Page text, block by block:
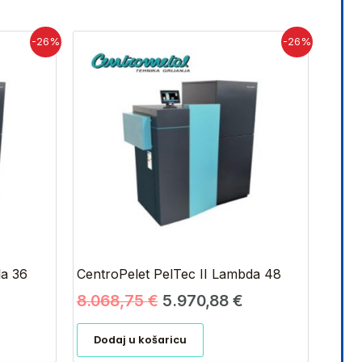
-26%
36
€.
-26%
CentroPelet PelTec II Lambda 48
8.068,75€
cijena
bila
je:
8.068,75 €.
5.970,88 €
Trenutna
cijena
je:
5.970,88 €.
Dodaj u košaricu